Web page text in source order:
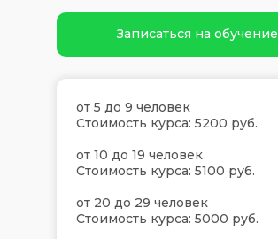
Записаться на обучение
от 5 до 9 человек
Стоимость курса: 5200 руб.
от 10 до 19 человек
Стоимость курса: 5100 руб.
от 20 до 29 человек
Стоимость курса: 5000 руб.